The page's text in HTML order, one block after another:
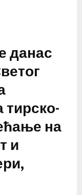
данас
тирско-
на
и